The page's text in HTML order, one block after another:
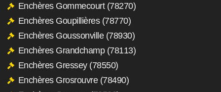
Enchères Gommecourt (78270)
Enchères Goupillières (78770)
Enchères Goussonville (78930)
Enchères Grandchamp (78113)
Enchères Gressey (78550)
Enchères Grosrouvre (78490)